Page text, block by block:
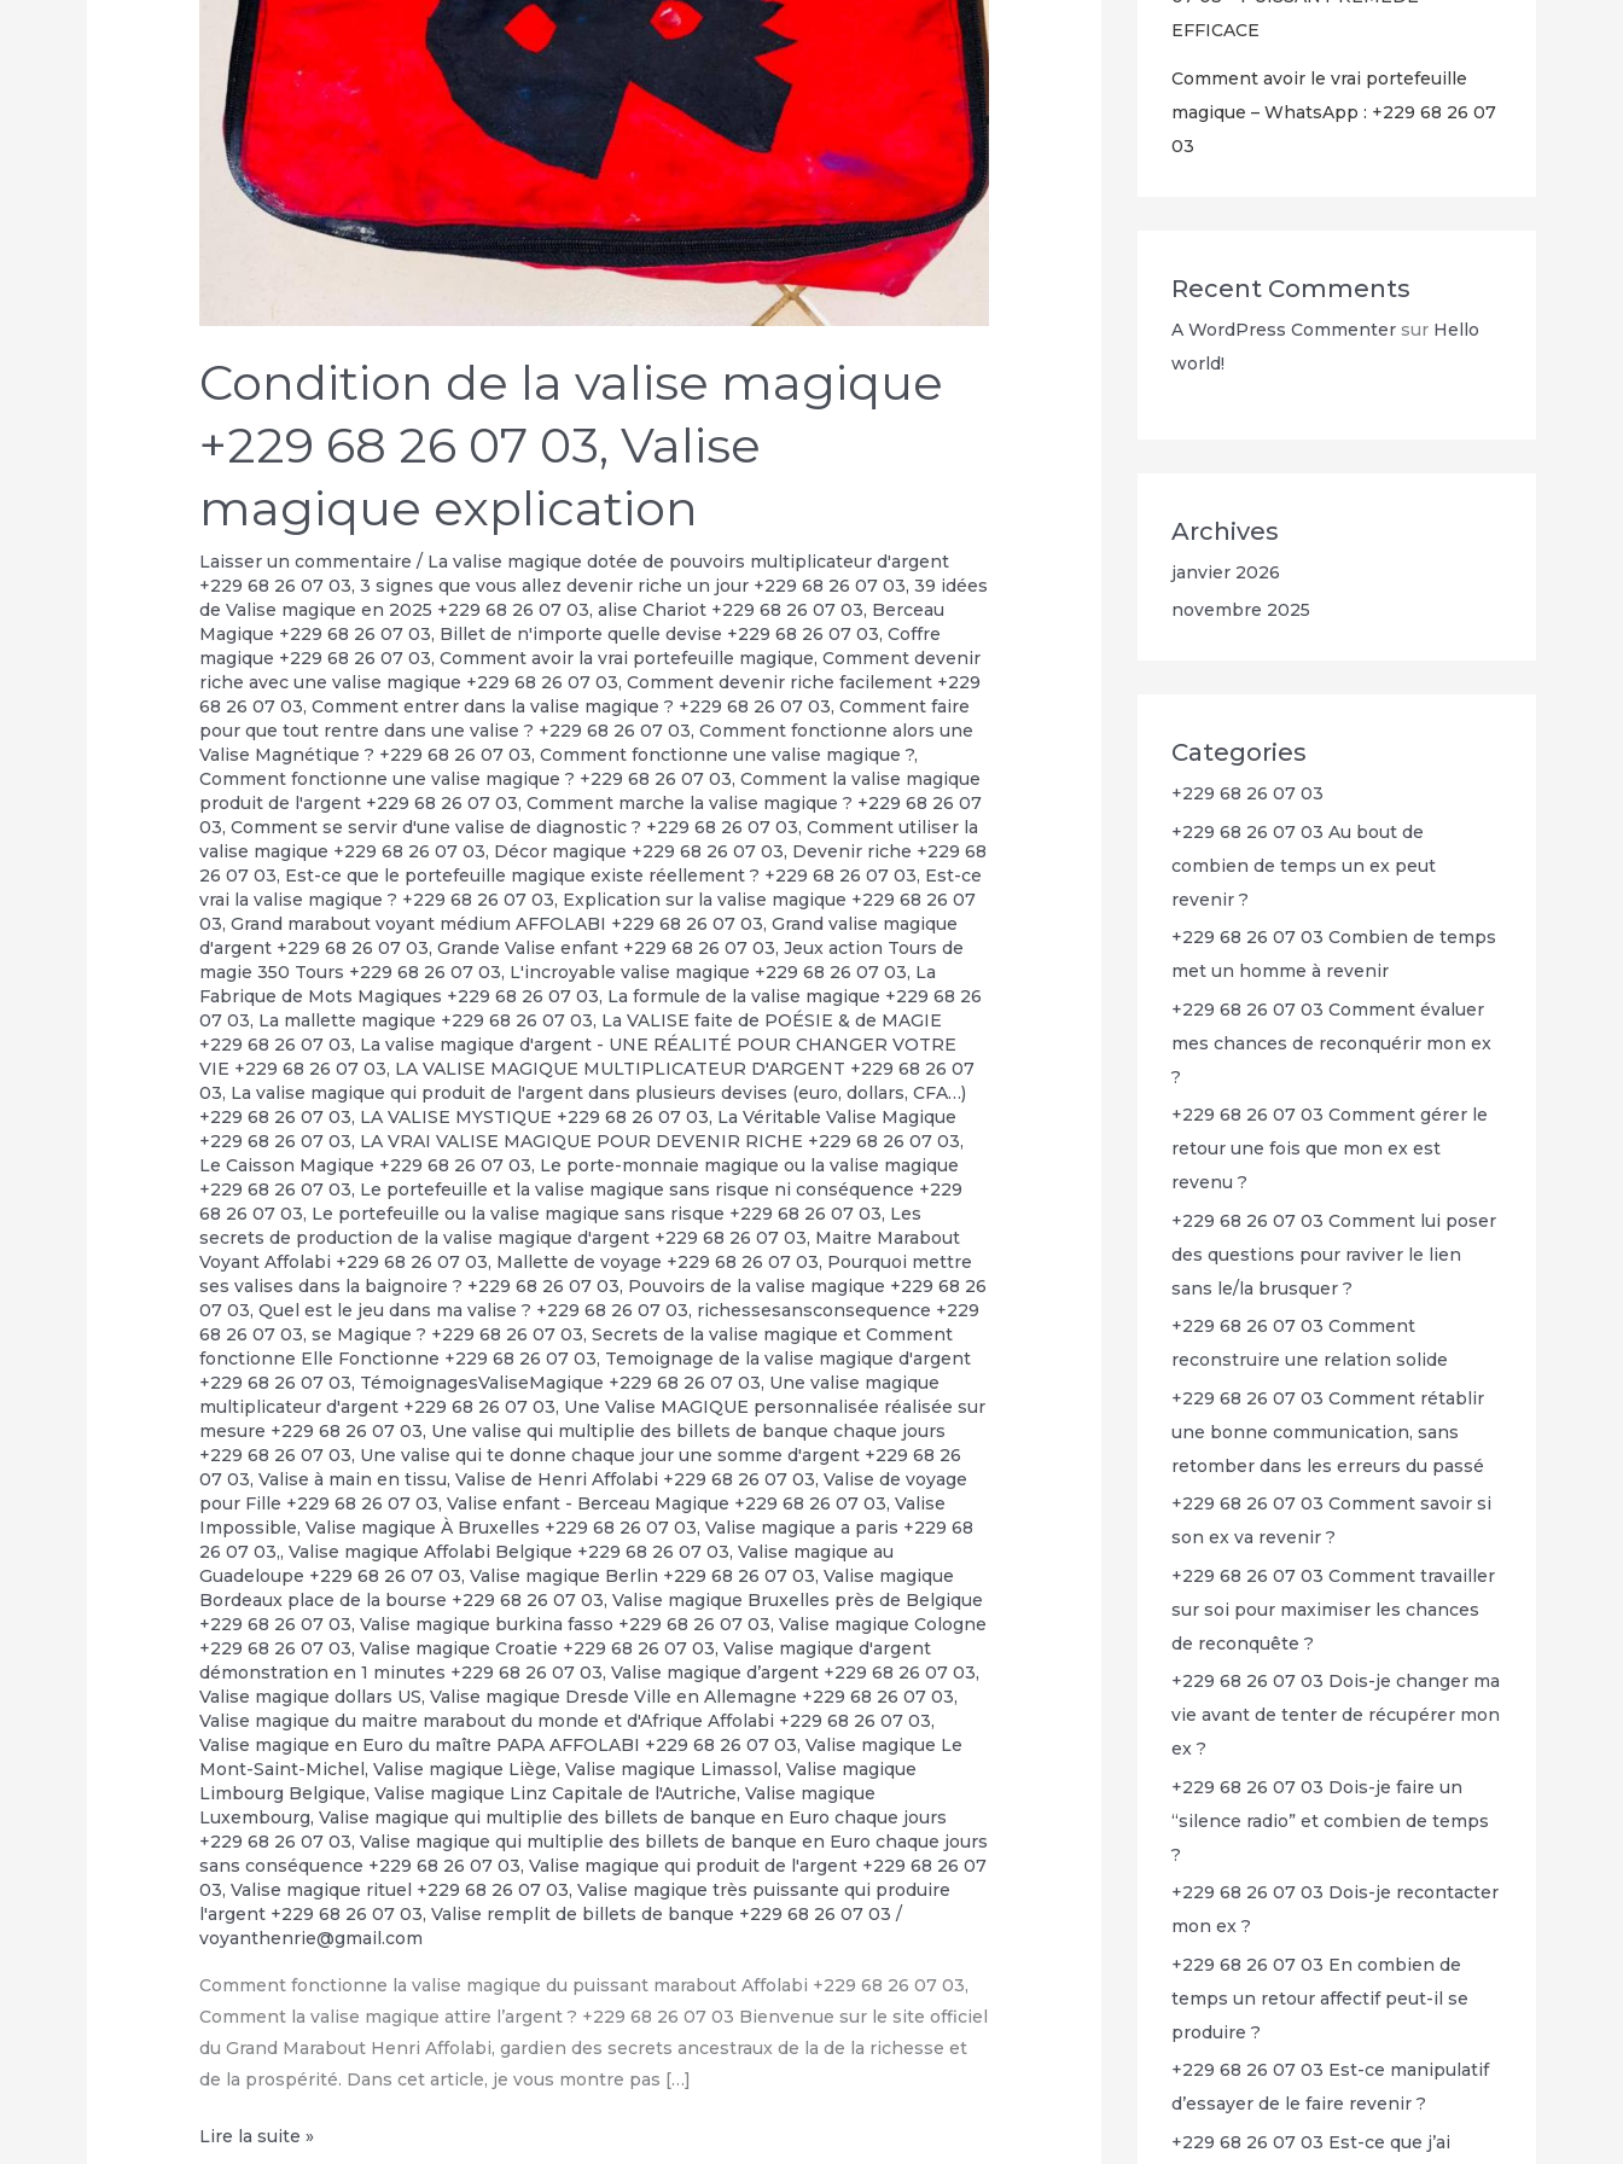
Condition de la valise magique
+229 68 26 07 03, Valise
magique explication
Laisser un commentaire / La valise magique dotée de pouvoirs multiplicateur d'argent
+229 68 26 07 03,3 signes que vous allez devenir riche un jour +229 68 26 07 03,39 idées
de Valise magique en 2025 +229 68 26 07 03,alise Chariot +229 68 26 07 03, Berceau
Magique +229 68 26 07 03, Billet de n'importe quelle devise +229 68 26 07 03,Coffre
magique +229 68 26 07 03,Comment avoir la vrai portefeuille magique,Comment devenir
riche avec une valise magique +229 68 26 07 03,Comment devenir riche facilement +229
68 26 07 03,Comment entrer dans la valise magique ? +229 68 26 07 03,Comment faire
pour que tout rentre dans une valise ? +229 68 26 07 03,Comment fonctionne alors une
Valise Magnétique ? +229 68 26 07 03,Comment fonctionne une valise magique ?,
Comment fonctionne une valise magique ? +229 68 26 07 03,Comment la valise magique
produit de l'argent +229 68 26 07 03,Comment marche la valise magique ? +229 68 26 07
03,Comment se servir d'une valise de diagnostic ? +229 68 26 07 03,Comment utiliser la
valise magique +229 68 26 07 03, Décor magique +229 68 26 07 03, Devenir riche +229 68
26 07 03, Est-ce que le portefeuille magique existe réellement ? +229 68 26 07 03, Est-ce
vrai la valise magique ? +229 68 26 07 03, Explication sur la valise magique +229 68 26 07
03,Grand marabout voyant médium AFFOLABI +229 68 26 07 03,Grand valise magique
d'argent +229 68 26 07 03,Grande Valise enfant +229 68 26 07 03,Jeux action Tours de
magie 350 Tours +229 68 26 07 03, L'incroyable valise magique +229 68 26 07 03, La
Fabrique de Mots Magiques +229 68 26 07 03, La formule de la valise magique +229 68 26
07 03, La mallette magique +229 68 26 07 03, La VALISE faite de POÉSIE & de MAGIE
+229 68 26 07 03, La valise magique d'argent - UNE RÉALITÉ POUR CHANGER VOTRE
VIE +229 68 26 07 03, LA VALISE MAGIQUE MULTIPLICATEUR D'ARGENT +229 68 26 07
03, La valise magique qui produit de l'argent dans plusieurs devises (euro, dollars, CFA…)
+229 68 26 07 03, LA VALISE MYSTIQUE +229 68 26 07 03, La Véritable Valise Magique
+229 68 26 07 03, LA VRAI VALISE MAGIQUE POUR DEVENIR RICHE +229 68 26 07 03,
Le Caisson Magique +229 68 26 07 03, Le porte-monnaie magique ou la valise magique
+229 68 26 07 03, Le portefeuille et la valise magique sans risque ni conséquence +229
68 26 07 03, Le portefeuille ou la valise magique sans risque +229 68 26 07 03, Les
secrets de production de la valise magique d'argent +229 68 26 07 03, Maitre Marabout
Voyant Affolabi +229 68 26 07 03, Mallette de voyage +229 68 26 07 03, Pourquoi mettre
ses valises dans la baignoire ? +229 68 26 07 03, Pouvoirs de la valise magique +229 68 26
07 03,Quel est le jeu dans ma valise ? +229 68 26 07 03, richessesansconsequence +229
68 26 07 03,se Magique ? +229 68 26 07 03,Secrets de la valise magique et Comment
fonctionne Elle Fonctionne +229 68 26 07 03, Temoignage de la valise magique d'argent
+229 68 26 07 03, TémoignagesValiseMagique +229 68 26 07 03, Une valise magique
multiplicateur d'argent +229 68 26 07 03, Une Valise MAGIQUE personnalisée réalisée sur
mesure +229 68 26 07 03, Une valise qui multiplie des billets de banque chaque jours
+229 68 26 07 03, Une valise qui te donne chaque jour une somme d'argent +229 68 26
07 03,Valise à main en tissu,Valise de Henri Affolabi +229 68 26 07 03,Valise de voyage
pour Fille +229 68 26 07 03,Valise enfant - Berceau Magique +229 68 26 07 03,Valise
Impossible,Valise magique À Bruxelles +229 68 26 07 03,Valise magique a paris +229 68
26 07 03,,Valise magique Affolabi Belgique +229 68 26 07 03,Valise magique au
Guadeloupe +229 68 26 07 03,Valise magique Berlin +229 68 26 07 03,Valise magique
Bordeaux place de la bourse +229 68 26 07 03,Valise magique Bruxelles près de Belgique
+229 68 26 07 03,Valise magique burkina fasso +229 68 26 07 03,Valise magique Cologne
+229 68 26 07 03,Valise magique Croatie +229 68 26 07 03,Valise magique d'argent
démonstration en 1 minutes +229 68 26 07 03,Valise magique d’argent +229 68 26 07 03,
Valise magique dollars US,Valise magique Dresde Ville en Allemagne +229 68 26 07 03,
Valise magique du maitre marabout du monde et d'Afrique Affolabi +229 68 26 07 03,
Valise magique en Euro du maître PAPA AFFOLABI +229 68 26 07 03,Valise magique Le
Mont-Saint-Michel,Valise magique Liège,Valise magique Limassol,Valise magique
Limbourg Belgique,Valise magique Linz Capitale de l'Autriche,Valise magique
Luxembourg,Valise magique qui multiplie des billets de banque en Euro chaque jours
+229 68 26 07 03,Valise magique qui multiplie des billets de banque en Euro chaque jours
sans conséquence +229 68 26 07 03,Valise magique qui produit de l'argent +229 68 26 07
03,Valise magique rituel +229 68 26 07 03,Valise magique très puissante qui produire
l'argent +229 68 26 07 03,Valise remplit de billets de banque +229 68 26 07 03 /
voyanthenrie@gmail.com
Comment fonctionne la valise magique du puissant marabout Affolabi +229 68 26 07 03,
Comment la valise magique attire l’argent ? +229 68 26 07 03 Bienvenue sur le site officiel
du Grand Marabout Henri Affolabi, gardien des secrets ancestraux de la de la richesse et
de la prospérité. Dans cet article, je vous montre pas […]
Condition
Lire la suite »
EFFICACE
Comment avoir le vrai portefeuille
magique – WhatsApp : +229 68 26 07
03
Recent Comments
A WordPress Commenter sur Hello
world!
Archives
janvier 2026
novembre 2025
Categories
+229 68 26 07 03
+229 68 26 07 03 Au bout de
combien de temps un ex peut
revenir ?
+229 68 26 07 03 Combien de temps
met un homme à revenir
+229 68 26 07 03 Comment évaluer
mes chances de reconquérir mon ex
?
+229 68 26 07 03 Comment gérer le
retour une fois que mon ex est
revenu ?
+229 68 26 07 03 Comment lui poser
des questions pour raviver le lien
sans le/la brusquer ?
+229 68 26 07 03 Comment
reconstruire une relation solide
+229 68 26 07 03 Comment rétablir
une bonne communication, sans
retomber dans les erreurs du passé
+229 68 26 07 03 Comment savoir si
son ex va revenir ?
+229 68 26 07 03 Comment travailler
sur soi pour maximiser les chances
de reconquête ?
+229 68 26 07 03 Dois-je changer ma
vie avant de tenter de récupérer mon
ex ?
+229 68 26 07 03 Dois-je faire un
“silence radio” et combien de temps
?
+229 68 26 07 03 Dois-je recontacter
mon ex ?
+229 68 26 07 03 En combien de
temps un retour affectif peut-il se
produire ?
+229 68 26 07 03 Est-ce manipulatif
d’essayer de le faire revenir ?
+229 68 26 07 03 Est-ce que j’ai